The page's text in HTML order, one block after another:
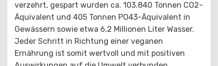
verzehrt, gespart wurden ca. 103.840 Tonnen CO2-
Äquivalent und 405 Tonnen PO43-Äquivalent in
Gewässern sowie etwa 6,2 Millionen Liter Wasser.
Jeder Schritt in Richtung einer veganen
Ernährung ist somit wertvoll und mit positiven